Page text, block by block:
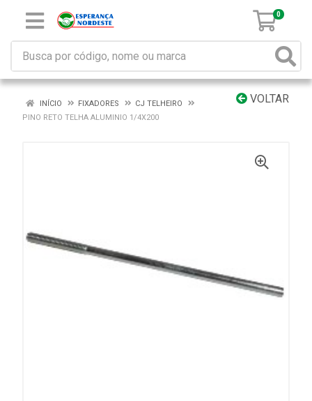
0
VOLTAR
INÍCIO FIXADORES
CJ TELHEIRO
PINO RETO TELHA ALUMINIO 1/4X200